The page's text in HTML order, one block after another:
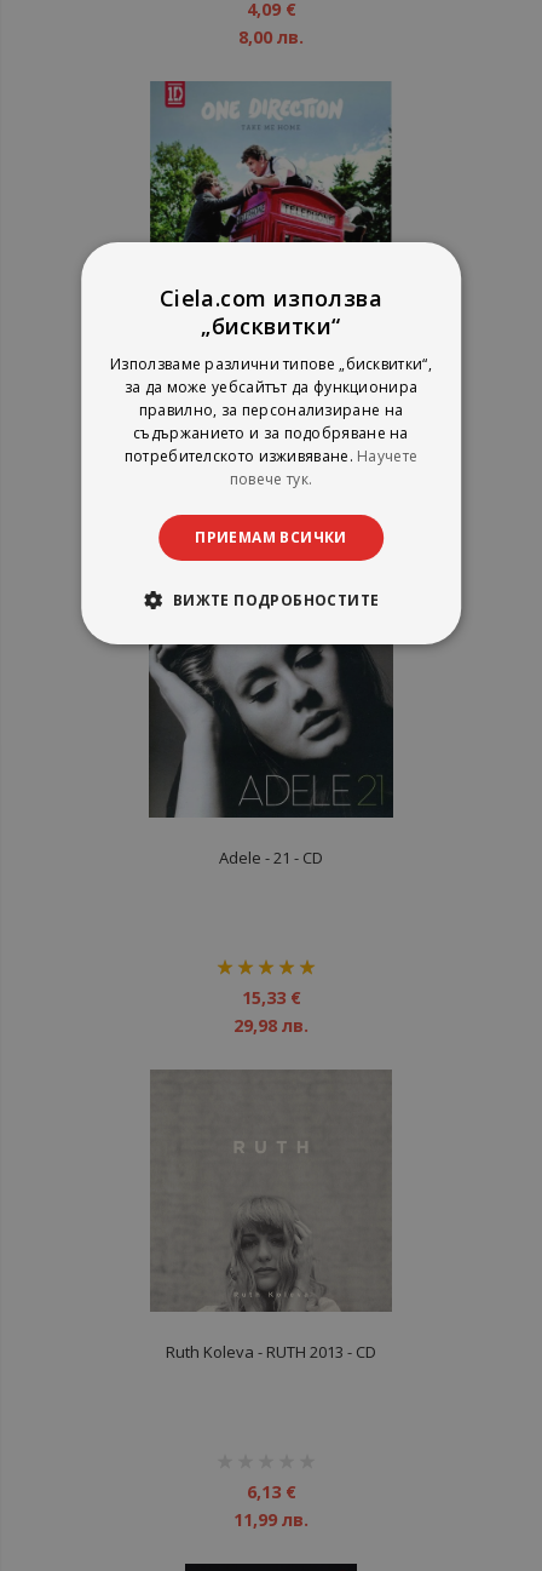
4,09 €
8,00 лв.
One Direction - Take Me Home -
CD
рейтинг:
19,99 лв.
Adele - 21 - CD
рейтинг:
100%15,33 €
29,98 лв.
Ruth Koleva - RUTH 2013 - CD
6,13 €
11,99 лв.
Ciela.com използва
„бисквитки“
Използваме различни типове „бисквитки“,
за да може уебсайтът да функционира
правилно, за персонализиране на
съдържанието и за подобряване на
потребителското изживяване. Научете
повече тук.
ПРИЕМАМ ВСИЧКИ
ВИЖТЕ ПОДРОБНОСТИТЕ